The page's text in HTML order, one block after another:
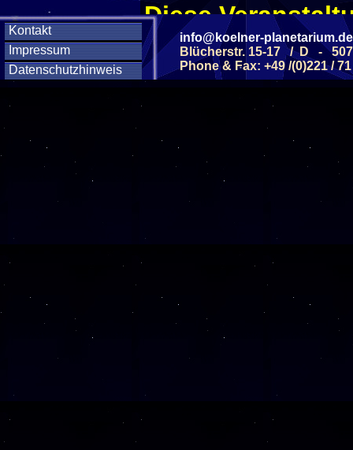
Kontakt
Impressum
Datenschutzhinweis
Diese
Klicken Sie Hier
Diese
SAMSTAG
SAMSTAG
info@koelner-planetarium.de
Blücherstr. 15-17 / D -
Phone & Fax: +49 /(0)221 /